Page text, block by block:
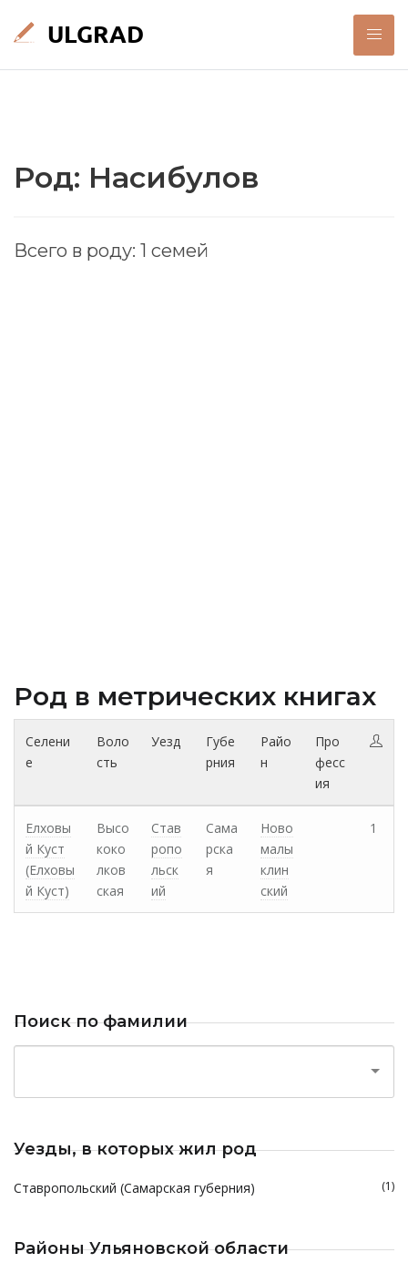
Род: Насибулов
Всего в роду: 1 семей
Род в метрических книгах
Селени
е
Воло
сть
Уезд
Губе
рния
Райо
н
Про
фесс
ия
Елховы
й Куст
(Елховы
й Куст)
Высо
коко
лков
ская
Став
ропо
льск
ий
Сама
рска
я
Ново
малы
клин
ский
1
Поиск по фамилии
Уезды, в которых жил род
Ставропольский (Самарская губерния) (1)
Районы Ульяновской области